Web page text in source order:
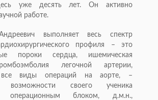
уже десять лет. Он активно
работе.
выполняет весь спектр
профиля – это
пороки сердца, ишемическая
легочной артерии,
все виды операций на аорте, –
возможности своего ученика
операционным блоком, д.м.н.,